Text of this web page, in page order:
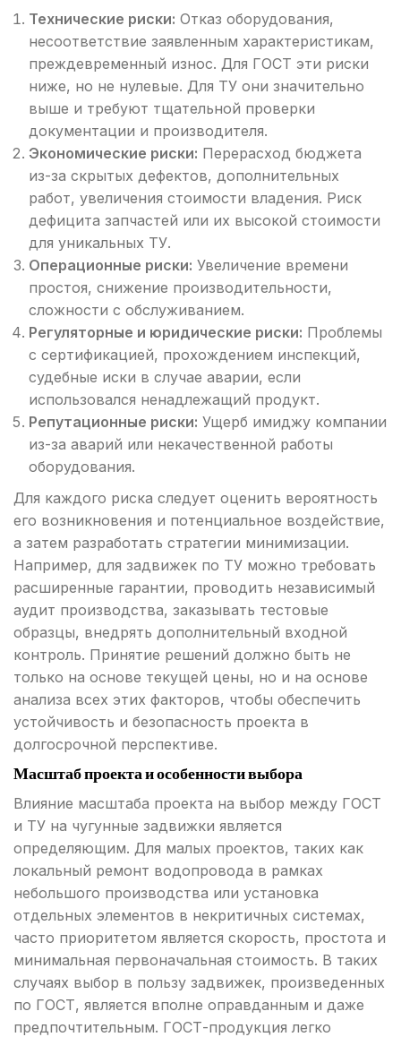
Технические риски: Отказ оборудования,
несоответствие заявленным характеристикам,
преждевременный износ. Для ГОСТ эти риски
ниже, но не нулевые. Для ТУ они значительно
выше и требуют тщательной проверки
документации и производителя.
Экономические риски: Перерасход бюджета
из-за скрытых дефектов, дополнительных
работ, увеличения стоимости владения. Риск
дефицита запчастей или их высокой стоимости
для уникальных ТУ.
Операционные риски: Увеличение времени
простоя, снижение производительности,
сложности с обслуживанием.
Регуляторные и юридические риски: Проблемы
с сертификацией, прохождением инспекций,
судебные иски в случае аварии, если
использовался ненадлежащий продукт.
Репутационные риски: Ущерб имиджу компании
из-за аварий или некачественной работы
оборудования.
Для каждого риска следует оценить вероятность
его возникновения и потенциальное воздействие,
а затем разработать стратегии минимизации.
Например, для задвижек по ТУ можно требовать
расширенные гарантии, проводить независимый
аудит производства, заказывать тестовые
образцы, внедрять дополнительный входной
контроль. Принятие решений должно быть не
только на основе текущей цены, но и на основе
анализа всех этих факторов, чтобы обеспечить
устойчивость и безопасность проекта в
долгосрочной перспективе.
Масштаб проекта и особенности выбора
Влияние масштаба проекта на выбор между ГОСТ
и ТУ на чугунные задвижки является
определяющим. Для малых проектов, таких как
локальный ремонт водопровода в рамках
небольшого производства или установка
отдельных элементов в некритичных системах,
часто приоритетом является скорость, простота и
минимальная первоначальная стоимость. В таких
случаях выбор в пользу задвижек, произведенных
по ГОСТ, является вполне оправданным и даже
предпочтительным. ГОСТ-продукция легко